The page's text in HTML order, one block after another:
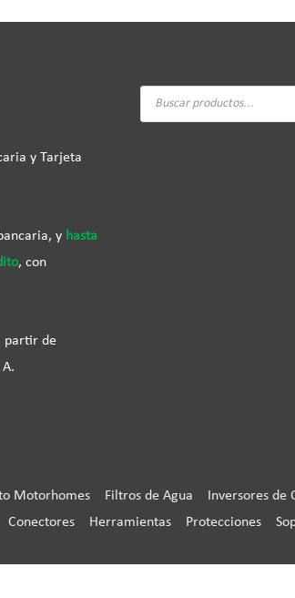
y Tarjeta
y hasta
, con
partir de
Búsqueda
productos
Motorhomes Filtros de Agua
Inversores de
Conectores Herramientas Protecciones